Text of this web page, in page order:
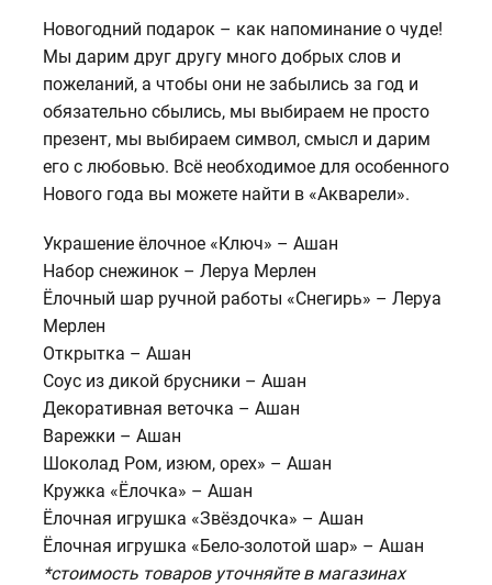
Новогодний подарок – как напоминание о чуде!
Мы дарим друг другу много добрых слов и
пожеланий, а чтобы они не забылись за год и
обязательно сбылись, мы выбираем не просто
презент, мы выбираем символ, смысл и дарим
его с любовью. Всё необходимое для особенного
Нового года вы можете найти в «Акварели».
Украшение ёлочное «Ключ» – Ашан
Набор снежинок – Леруа Мерлен
Ёлочный шар ручной работы «Снегирь» – Леруа
Мерлен
Открытка – Ашан
Соус из дикой брусники – Ашан
Декоративная веточка – Ашан
Варежки – Ашан
Шоколад Ром, изюм, орех» – Ашан
Кружка «Ёлочка» – Ашан
Ёлочная игрушка «Звёздочка» – Ашан
Ёлочная игрушка «Бело-золотой шар» – Ашан
*стоимость товаров уточняйте в магазинах